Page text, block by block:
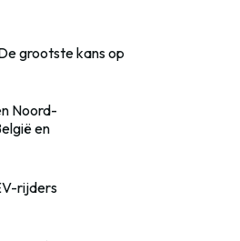
grootste kans op
Noord-
en
rijders